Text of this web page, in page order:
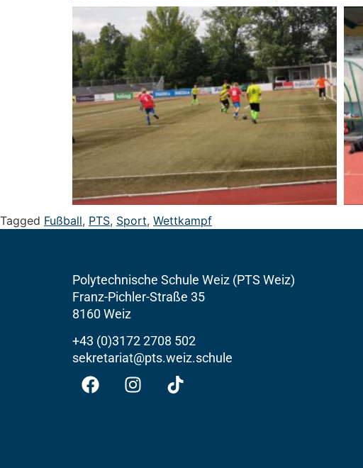
Tagged Fußball, PTS, Sport, Wettkampf
Polytechnische Schule Weiz (PTS Weiz)
Franz-Pichler-Straße 35
8160 Weiz
+43 (0)3172 2708 502
sekretariat@pts.weiz.schule